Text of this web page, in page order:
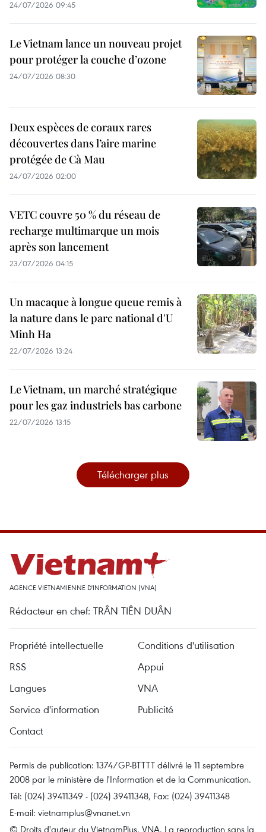
24/07/2026 09:45
Le Vietnam lance un nouveau projet
pour protéger la couche d’ozone
24/07/2026 08:30
Deux espèces de coraux rares
découvertes dans l’aire marine
protégée de Cà Mau
24/07/2026 02:00
VETC couvre 50 % du réseau de
recharge multimarque un mois
après son lancement
23/07/2026 04:15
Un macaque à longue queue remis à
la nature dans le parc national d'U
Minh Ha
22/07/2026 13:24
Le Vietnam, un marché stratégique
pour les gaz industriels bas carbone
22/07/2026 13:15
Télécharger plus
AGENCE VIETNAMIENNE D'INFORMATION (VNA)
Rédacteur en chef: TRÂN TIÊN DUÂN
Propriété intellectuelle
Conditions d'utilisation
RSS
Appui
Langues
VNA
Service d'information
Publicité
Contact
Permis de publication: 1374/GP-BTTTT délivré le 11 septembre
2008 par le ministère de l'Information et de la Communication.
Tél: (024) 39411349 - (024) 39411348, Fax: (024) 39411348
E-mail: vietnamplus@vnanet.vn
© Droits d'auteur du VietnamPlus, VNA. La reproduction sans la